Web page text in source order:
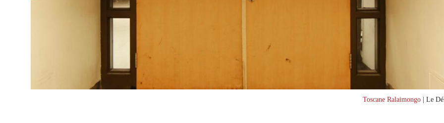
Toscane Ralaimongo | Le